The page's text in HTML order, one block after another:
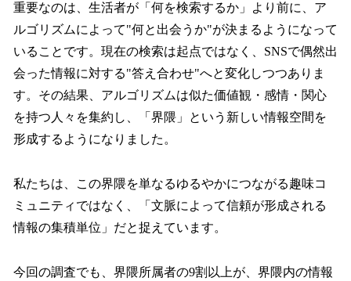
重要なのは、生活者が「何を検索するか」より前に、ア
ルゴリズムによって"何と出会うか"が決まるようになって
いることです。現在の検索は起点ではなく、SNSで偶然出
会った情報に対する"答え合わせ"へと変化しつつありま
す。その結果、アルゴリズムは似た価値観・感情・関心
を持つ人々を集約し、「界隈」という新しい情報空間を
形成するようになりました。
私たちは、この界隈を単なるゆるやかにつながる趣味コ
ミュニティではなく、「文脈によって信頼が形成される
情報の集積単位」だと捉えています。
今回の調査でも、界隈所属者の9割以上が、界隈内の情報